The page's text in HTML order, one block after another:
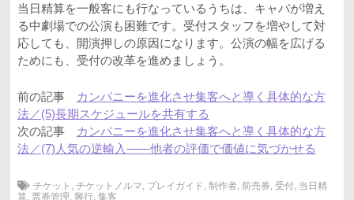
当日精算を一般客にも行なっているうちは、キャパが増え
る中劇場での公演も困難です。受付スタッフを増やして対
応しても、開演押しの原因になります。公演の幅を広げる
ためにも、受付の改革を進めましょう。
前の記事
カンパニーを進化させ集客へと導く具体的な方
法／(5)長期スケジュールを共有する
次の記事
カンパニーを進化させ集客へと導く具体的な方
法／(7)人気の逆輸入――他者の評価で価値に気づかせる
チケット , チケットノルマ, プレイガイド , 制作者, 前売券, 受付, 当日精
算, 票券管理, 興行, 集客